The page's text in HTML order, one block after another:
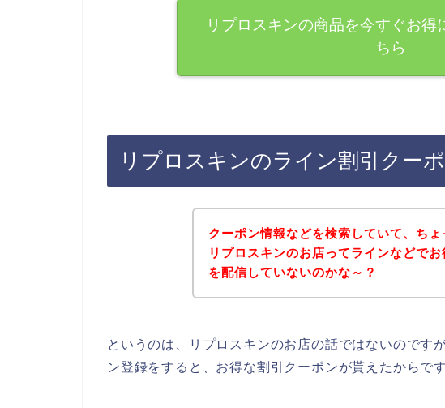
リプロスキンの商品を今すぐお得
ちら
リプロスキンのライン割引クー
クーポン情報などを検索していて、ちょ
リプロスキンのお店ってラインなどで
を配信していないのかな～？
というのは、リプロスキンのお店の話ではないのです
ン登録をすると、お得な割引クーポンが貰えたからです